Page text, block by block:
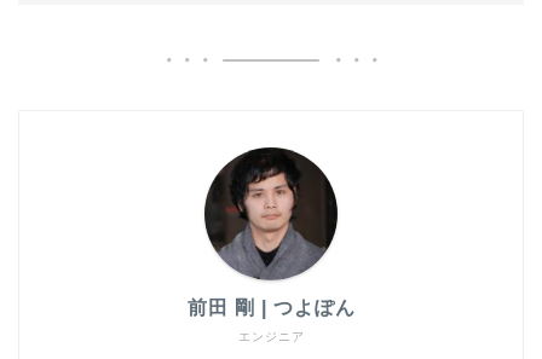
エンジニア
前田 剛 | つよぽん